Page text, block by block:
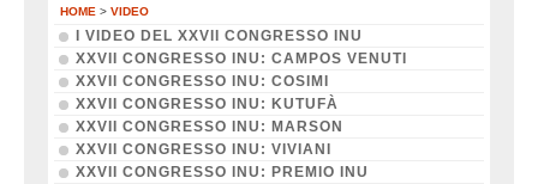
HOME > VIDEO
I VIDEO DEL XXVII CONGRESSO INU
XXVII CONGRESSO INU: CAMPOS VENUTI
XXVII CONGRESSO INU: COSIMI
XXVII CONGRESSO INU: KUTUFÀ
XXVII CONGRESSO INU: MARSON
XXVII CONGRESSO INU: VIVIANI
XXVII CONGRESSO INU: PREMIO INU